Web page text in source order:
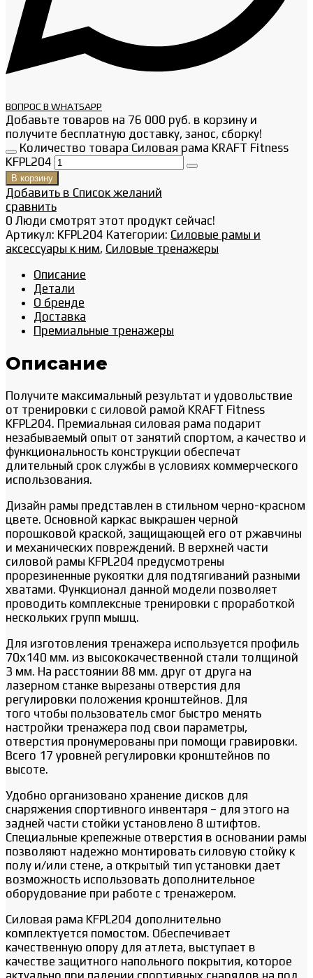
ВОПРОС В WHATSAPP
Добавьте товаров на 76 000 руб. в корзину и
получите бесплатную доставку, занос, сборку!
Количество товара Силовая рама KRAFT Fitness
KFPL204
В корзину
Добавить в Список желаний
сравнить
0 Люди смотрят этот продукт сейчас!
Артикул: KFPL204 Категории: Силовые рамы и
аксессуары к ним, Силовые тренажеры
Описание
Детали
О бренде
Доставка
Премиальные тренажеры
Описание
Получите максимальный результат и удовольствие
от тренировки с силовой рамой KRAFT Fitness
KFPL204. Премиальная силовая рама подарит
незабываемый опыт от занятий спортом, а качество и
функциональность конструкции обеспечат
длительный срок службы в условиях коммерческого
использования.
Дизайн рамы представлен в стильном черно-красном
цвете. Основной каркас выкрашен черной
порошковой краской, защищающей его от ржавчины
и механических повреждений. В верхней части
силовой рамы KFPL204 предусмотрены
прорезиненные рукоятки для подтягиваний разными
хватами. Функционал данной модели позволяет
проводить комплексные тренировки с проработкой
нескольких групп мышц.
Для изготовления тренажера используется профиль
70х140 мм. из высококачественной стали толщиной
3 мм. На расстоянии 88 мм. друг от друга на
лазерном станке вырезаны отверстия для
регулировки положения кронштейнов. Для
того чтобы пользователь смог быстро менять
настройки тренажера под свои параметры,
отверстия пронумерованы при помощи гравировки.
Всего 17 уровней регулировки кронштейнов по
высоте.
Удобно организовано хранение дисков для
снаряжения спортивного инвентаря – для этого на
задней части стойки установлено 8 штифтов.
Специальные крепежные отверстия в основании рамы
позволяют надежно монтировать силовую стойку к
полу и/или стене, а открытый тип установки дает
возможность использовать дополнительное
оборудование при работе с тренажером.
Силовая рама KFPL204 дополнительно
комплектуется помостом. Обеспечивает
качественную опору для атлета, выступает в
качестве защитного напольного покрытия, которое